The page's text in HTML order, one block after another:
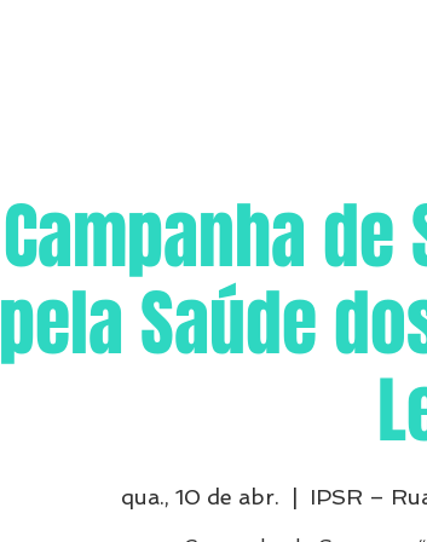
Campanha de
pela Saúde
qua., 10 de abr. IPSR –